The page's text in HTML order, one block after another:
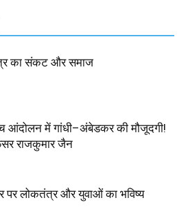
का संकट और समाज
आंदोलन में गांधी–अंबेडकर की मौजूदगी!
राजकुमार जैन
पर लोकतंत्र और युवाओं का भविष्य